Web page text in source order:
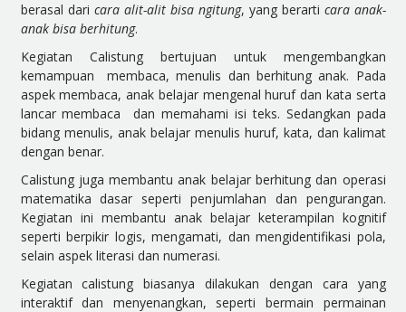
berasal dari cara alit-alit bisa ngitung, yang berarti cara anak-
anak bisa berhitung.
Kegiatan Calistung bertujuan untuk mengembangkan
kemampuan membaca, menulis dan berhitung anak. Pada
aspek membaca, anak belajar mengenal huruf dan kata serta
lancar membaca dan memahami isi teks. Sedangkan pada
bidang menulis, anak belajar menulis huruf, kata, dan kalimat
dengan benar.
Calistung juga membantu anak belajar berhitung dan operasi
matematika dasar seperti penjumlahan dan pengurangan.
Kegiatan ini membantu anak belajar keterampilan kognitif
seperti berpikir logis, mengamati, dan mengidentifikasi pola,
selain aspek literasi dan numerasi.
Kegiatan calistung biasanya dilakukan dengan cara yang
interaktif dan menyenangkan, seperti bermain permainan